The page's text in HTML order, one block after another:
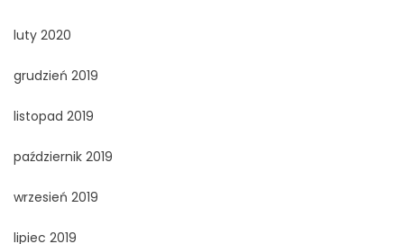
luty 2020
grudzień 2019
listopad 2019
październik 2019
wrzesień 2019
lipiec 2019